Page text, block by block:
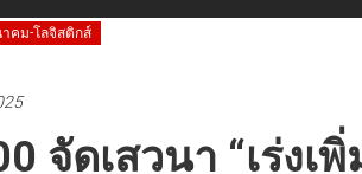
คม-โลจิสติกส์
จัดเสวนา “เร่ง